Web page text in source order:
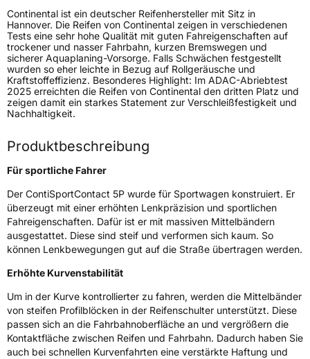
Rollgeräusch (dB)73
FahrzeugklasseC1
3PMSF / Schneeflockensymbol / Alpine-SymbolNein
EisgripNein
Allgemeine Produktsicherheit (GPSR)
Continental-Plaza 1 30173 Hannover
Deutschland,
customerservice_tires@conti.de
Continental ist ein deutscher Reifenhersteller mit Sitz in
Hannover. Die Reifen von Continental zeigen in verschiedenen
Tests eine sehr hohe Qualität mit guten Fahreigenschaften auf
trockener und nasser Fahrbahn, kurzen Bremswegen und
sicherer Aquaplaning-Vorsorge. Falls Schwächen festgestellt
wurden so eher leichte in Bezug auf Rollgeräusche und
Kraftstoffeffizienz. Besonderes Highlight: Im ADAC-Abriebtest
2025 erreichten die Reifen von Continental den dritten Platz und
zeigen damit ein starkes Statement zur Verschleißfestigkeit und
Nachhaltigkeit.
Produktbeschreibung
Für sportliche Fahrer
Der ContiSportContact 5P wurde für Sportwagen konstruiert. Er
überzeugt mit einer erhöhten Lenkpräzision und sportlichen
Fahreigenschaften. Dafür ist er mit massiven Mittelbändern
ausgestattet. Diese sind steif und verformen sich kaum. So
können Lenkbewegungen gut auf die Straße übertragen werden.
Erhöhte Kurvenstabilität
Um in der Kurve kontrollierter zu fahren, werden die Mittelbänder
von steifen Profilblöcken in der Reifenschulter unterstützt. Diese
passen sich an die Fahrbahnoberfläche an und vergrößern die
Kontaktfläche zwischen Reifen und Fahrbahn. Dadurch haben Sie
auch bei schnellen Kurvenfahrten eine verstärkte Haftung und